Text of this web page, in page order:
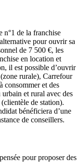
n°1 de la franchise
pour ouvrir sa
de 7 500 €, les
en location et
il est possible d’ouvrir
rurale), Carrefour
consommer et des
et rural avec des
de station).
bénéficiera d’une
de conseillers.
pour proposer des